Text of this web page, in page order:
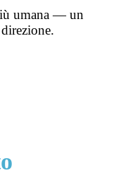
umana — un